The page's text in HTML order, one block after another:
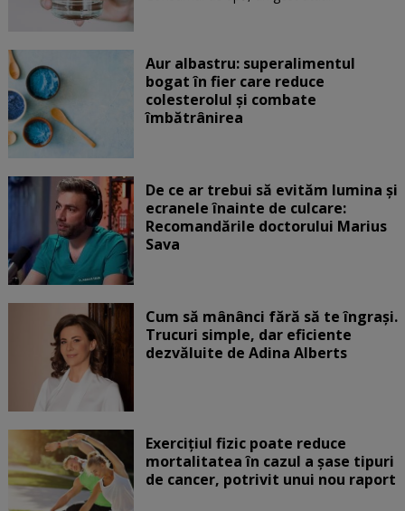
Aur albastru: superalimentul
bogat în fier care reduce
colesterolul și combate
îmbătrânirea
De ce ar trebui să evităm lumina și
ecranele înainte de culcare:
Recomandările doctorului Marius
Sava
Cum să mânânci fără să te îngrași.
Trucuri simple, dar eficiente
dezvăluite de Adina Alberts
Exercițiul fizic poate reduce
mortalitatea în cazul a șase tipuri
de cancer, potrivit unui nou raport